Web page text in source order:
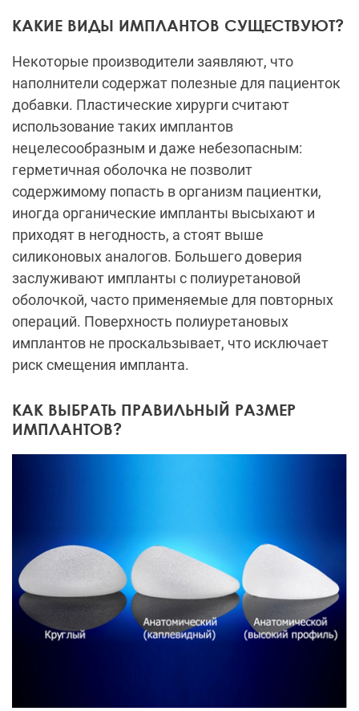
КАКИЕ ВИДЫ ИМПЛАНТОВ СУЩЕСТВУЮТ?
Некоторые производители заявляют, что
наполнители содержат полезные для пациенток
добавки. Пластические хирурги считают
использование таких имплантов
нецелесообразным и даже небезопасным:
герметичная оболочка не позволит
содержимому попасть в организм пациентки,
иногда органические импланты высыхают и
приходят в негодность, а стоят выше
силиконовых аналогов. Большего доверия
заслуживают импланты с полиуретановой
оболочкой, часто применяемые для повторных
операций. Поверхность полиуретановых
имплантов не проскальзывает, что исключает
риск смещения импланта.
КАК ВЫБРАТЬ ПРАВИЛЬНЫЙ РАЗМЕР
ИМПЛАНТОВ?